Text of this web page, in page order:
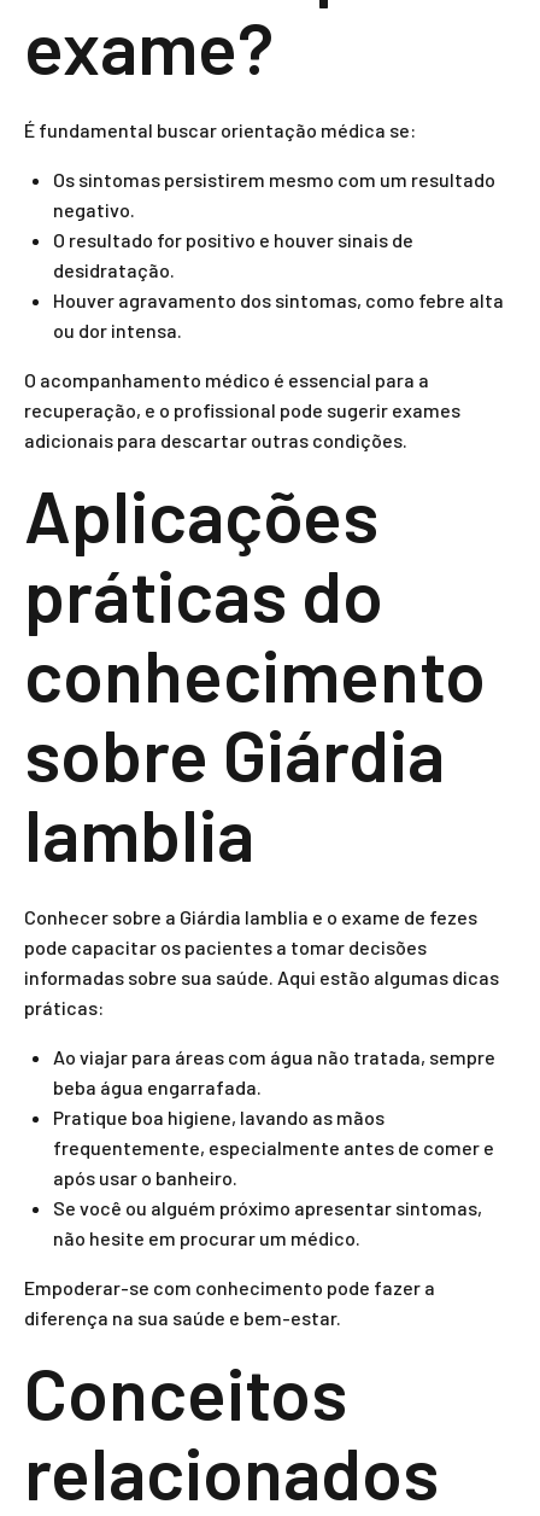
exame?
É fundamental buscar orientação médica se:
Os sintomas persistirem mesmo com um resultado
negativo.
O resultado for positivo e houver sinais de
desidratação.
Houver agravamento dos sintomas, como febre alta
ou dor intensa.
O acompanhamento médico é essencial para a
recuperação, e o profissional pode sugerir exames
adicionais para descartar outras condições.
Aplicações
práticas do
conhecimento
sobre Giárdia
lamblia
Conhecer sobre a Giárdia lamblia e o exame de fezes
pode capacitar os pacientes a tomar decisões
informadas sobre sua saúde. Aqui estão algumas dicas
práticas:
Ao viajar para áreas com água não tratada, sempre
beba água engarrafada.
Pratique boa higiene, lavando as mãos
frequentemente, especialmente antes de comer e
após usar o banheiro.
Se você ou alguém próximo apresentar sintomas,
não hesite em procurar um médico.
Empoderar-se com conhecimento pode fazer a
diferença na sua saúde e bem-estar.
Conceitos
relacionados